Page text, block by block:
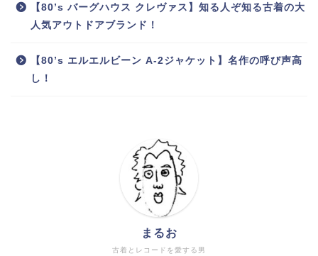
【80’s バーグハウス クレヴァス】知る人ぞ知る古着の大
人気アウトドアブランド！
【80’s エルエルビーン A-2ジャケット】名作の呼び声高
し！
古着とレコードを愛する男
まるお